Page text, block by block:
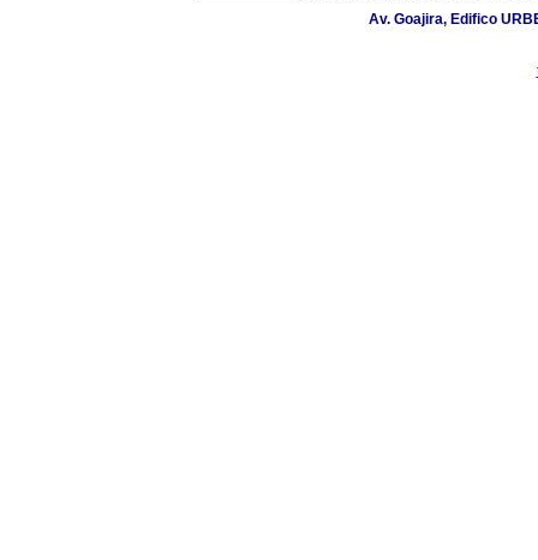
Av. Goajira, Edifico